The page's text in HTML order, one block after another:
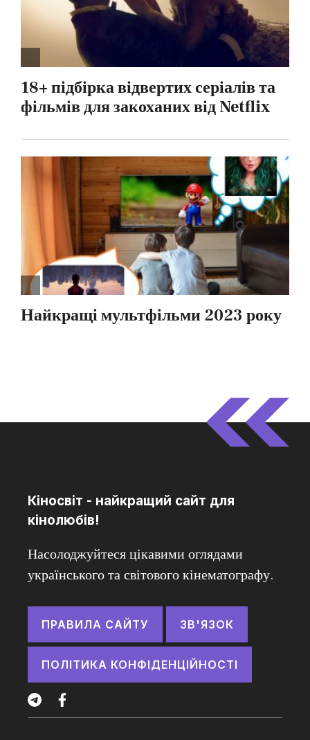
Кіносвіт - найкращий сайт для
кінолюбів!
Насолоджуйтеся цікавими оглядами
українського та світового кінематографу.
ПРАВИЛА САЙТУ ЗВ'ЯЗОК
ПОЛІТИКА КОНФІДЕНЦІЙНОСТІ